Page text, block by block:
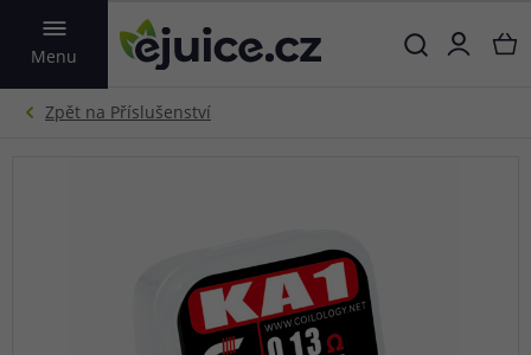
Menu
VYHLEDAT